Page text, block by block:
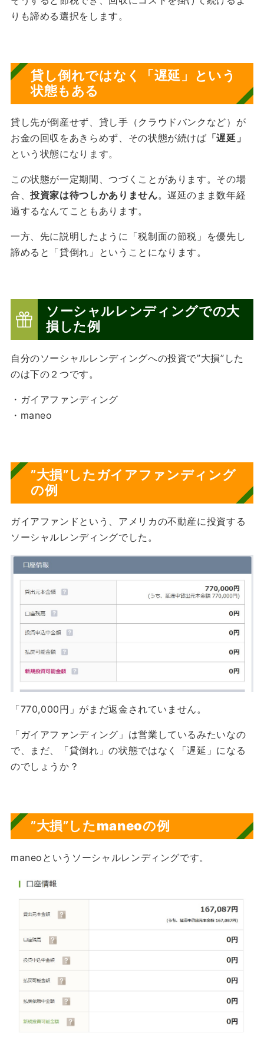
りも諦める選択をします。
貸し倒れではなく「遅延」という
状態もある
貸し先が倒産せず、貸し手（クラウドバンクなど）が
お金の回収をあきらめず、その状態が続けば 「遅延」
という状態になります。
この状態が一定期間、つづくことがあります。その場
合、投資家は待つしかありません。遅延のまま数年経
過するなんてこともあります。
一方、先に説明したように「税制面の節税」を優先し
諦めると「貸倒れ」ということになります。
ソーシャルレンディングでの大
損した例
自分のソーシャルレンディングへの投資で”大損”した
のは下の２つです。
・ガイアファンディング
・maneo
”大損”した ガイアファンディング
の例
ガイアファンドという、アメリカの不動産に投資する
ソーシャルレンディングでした。
「770,000円」がまだ返金されていません。
「ガイアファンディング」は営業しているみたいなの
で、まだ、「貸倒れ」の状態ではなく「遅延」になる
のでしょうか？
”大損”したmaneoの例
maneoというソーシャルレンディングです。